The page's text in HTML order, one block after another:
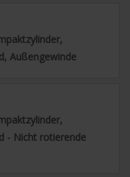
Außengewinde
- Nicht rotierende